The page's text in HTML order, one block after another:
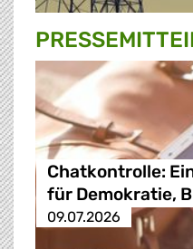
Chatkontrolle:
für Demokratie,
09.07.2026